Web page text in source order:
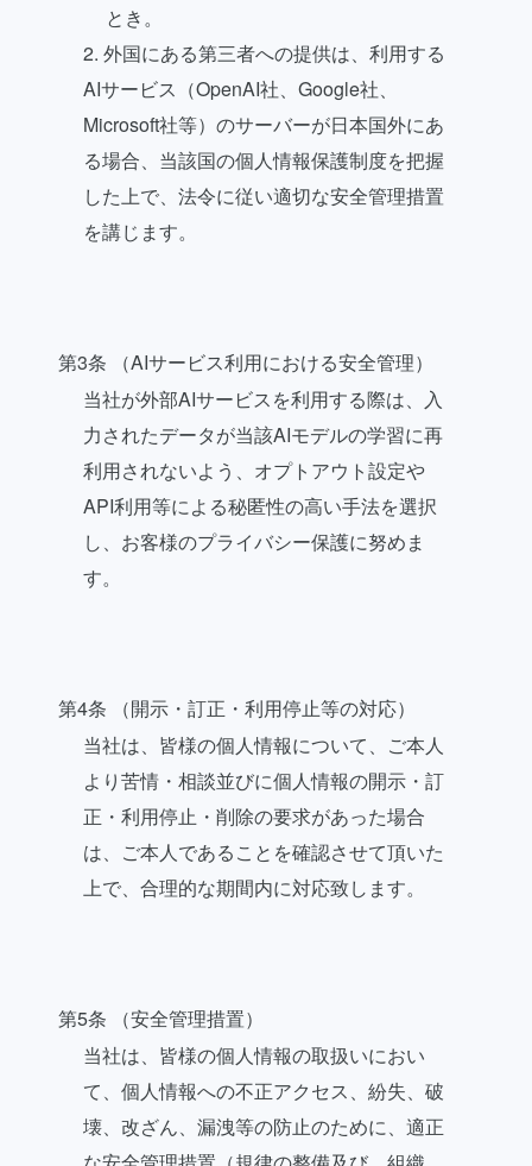
とき。
2. 外国にある第三者への提供は、利用する
AIサービス（OpenAI社、Google社、
Microsoft社等）のサーバーが日本国外にあ
る場合、当該国の個人情報保護制度を把握
した上で、法令に従い適切な安全管理措置
を講じます。
第3条 （AIサービス利用における安全管理）
当社が外部AIサービスを利用する際は、入
力されたデータが当該AIモデルの学習に再
利用されないよう、オプトアウト設定や
API利用等による秘匿性の高い手法を選択
し、お客様のプライバシー保護に努めま
す。
第4条 （開示・訂正・利用停止等の対応）
当社は、皆様の個人情報について、ご本人
より苦情・相談並びに個人情報の開示・訂
正・利用停止・削除の要求があった場合
は、ご本人であることを確認させて頂いた
上で、合理的な期間内に対応致します。
第5条 （安全管理措置）
当社は、皆様の個人情報の取扱いにおい
て、個人情報への不正アクセス、紛失、破
壊、改ざん、漏洩等の防止のために、適正